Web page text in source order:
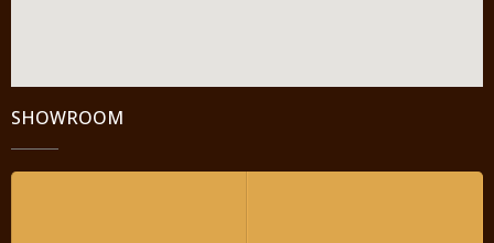
SHOWROOM